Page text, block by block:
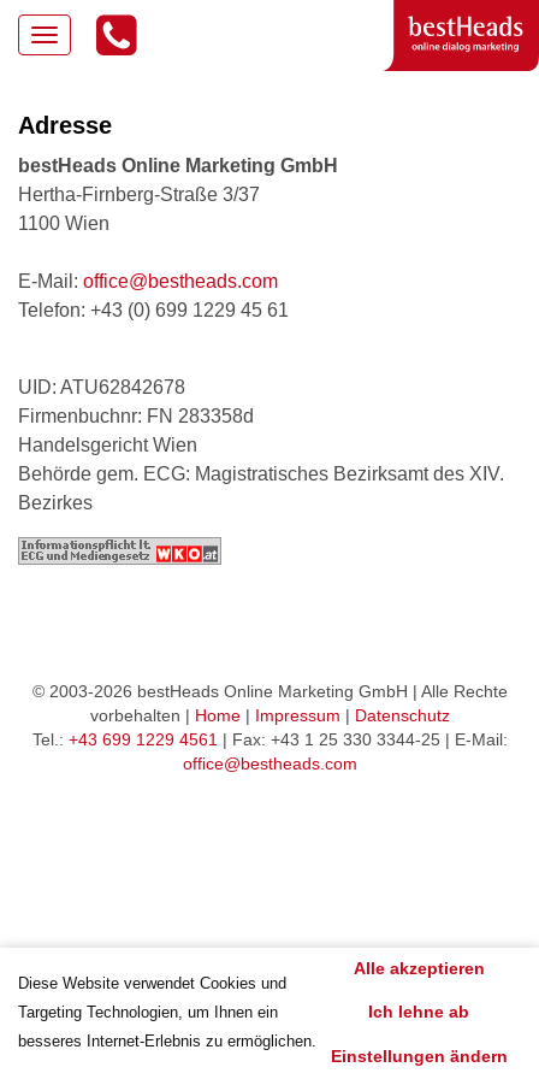
Diese Website verwendet Cookies und
Targeting Technologien, um Ihnen ein
besseres Internet-Erlebnis zu ermöglichen.
Alle akzeptieren
Ich lehne ab
Einstellungen ändern
Adresse
bestHeads Online Marketing GmbH
Hertha-Firnberg-Straße 3/37
1100 Wien
E-Mail: office@bestheads.com
Telefon: +43 (0) 699 1229 45 61
UID: ATU62842678
Firmenbuchnr: FN 283358d
Handelsgericht Wien
Behörde gem. ECG: Magistratisches Bezirksamt des XIV.
Bezirkes
© 2003-2026 bestHeads Online Marketing GmbH | Alle Rechte
vorbehalten | Home| Impressum | Datenschutz
Tel.: +43 699 1229 4561 | Fax: +43 1 25 330 3344-25 | E-Mail:
office@bestheads.com